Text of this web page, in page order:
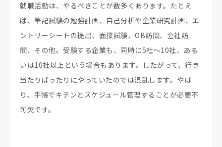
就職活動は、やるべきことが数多くあります。たとえ
ば、筆記試験の勉強計画、自己分析や企業研究計画、エ
ントリーシートの提出、面接試験、OB訪問、会社訪
問、その他。受験する企業も、同時に5社～10社、ある
いは10社以上という場合もあります。したがって、行き
当たりばったりにやっていたのでは混乱します。やは
り、手帳でキチンとスケジュール管理することが必要不
可欠です。